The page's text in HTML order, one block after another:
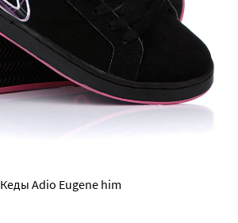
Кеды Adio Eugene him